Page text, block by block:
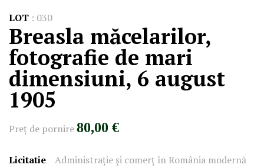
LOT : 030
Breasla măcelarilor,
fotografie de mari
dimensiuni, 6 august
1905
Preţ de pornire80,00 €
Licitatie
Administrație și comerț în România modernă